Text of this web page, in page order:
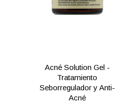
Acné Solution Gel -
Tratamiento
Seborregulador y Anti-
Acné